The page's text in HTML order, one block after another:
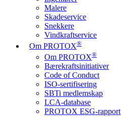
Malere
Skadeservice
Snekkere
Vindkraftservice
Om PROTOX®
Om PROTOX®
Bærekraftsinitiativer
Code of Conduct
ISO-sertifisering
SBTi medlemskap
LCA-database
PROTOX ESG-rapport